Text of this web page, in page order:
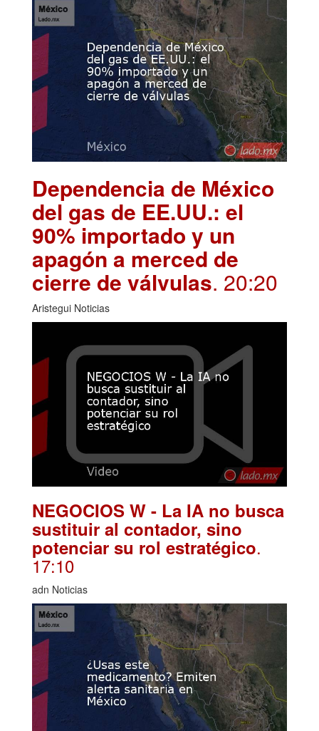
Dependencia de México
del gas de EE.UU.: el
90% importado y un
apagón a merced de
cierre de válvulas. 20:20
Aristegui Noticias
NEGOCIOS W - La IA no busca
sustituir al contador, sino
potenciar su rol estratégico.
17:10
adn Noticias